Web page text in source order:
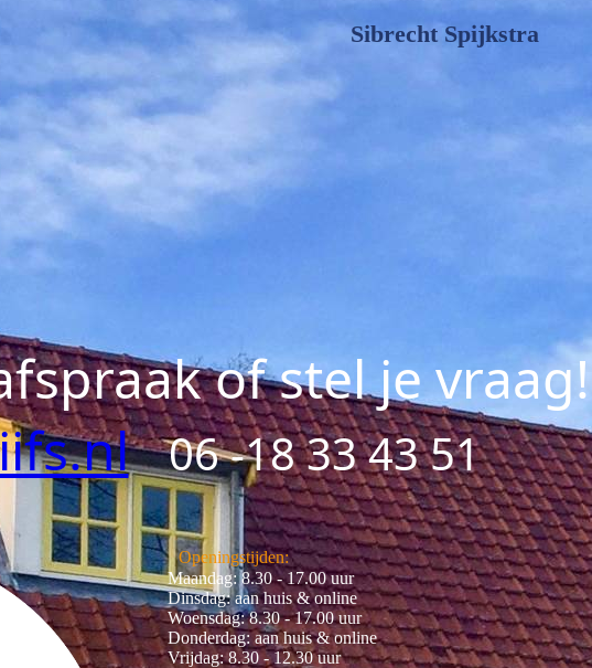
Sibrecht Spijkstra
of stel je vraag!
06 -18 33 43 51
Openingstijden:
Maandag: 8.30 - 17.00 uur
Dinsdag: aan huis & online
Woensdag: 8.30 - 17.00 uur
Donderdag: aan huis & online
Vrijdag: 8.30 - 12.30 uur